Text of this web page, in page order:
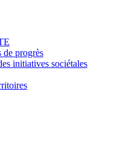
progrès
initiatives sociétales